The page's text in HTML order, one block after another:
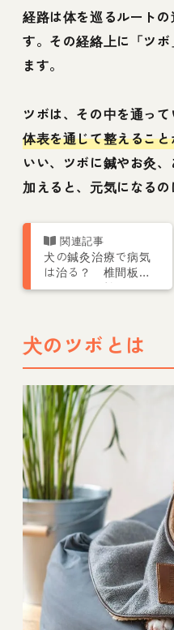
経路は体を巡るルート
す。その経絡上に「ツ
ます。
ツボは、その中を通って
体表を通じて整えるこ
いい、ツボに鍼やお灸
加えると、元気になるの
犬の鍼灸治療で病気
は治る？ 椎間板ヘ
ルニアへの効果やよ
犬のツボとは